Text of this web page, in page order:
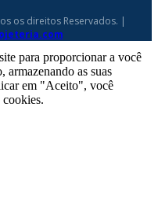
os direitos Reservados. |
para proporcionar a você
armazenando as suas
em "Aceito", você